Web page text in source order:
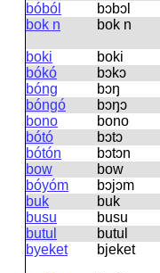
bóból bɔbɔl
bok n
bok n
boki
boki
bókó
bɔkɔ
bóng
bɔŋ
bóngó
bɔŋɔ
bono
bono
bótó
bɔtɔ
bótón
bɔtɔn
bow
bow
bóyóm
bɔjɔm
buk
buk
busu
busu
butul
butul
byeket
bjeket